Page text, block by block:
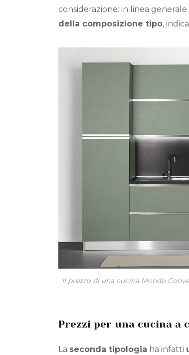
considerazione: in linea
della composizione tipo,
Il prezzo di una cucina Mondo
Prezzi per una cucina a
La seconda tipologia ha infatti